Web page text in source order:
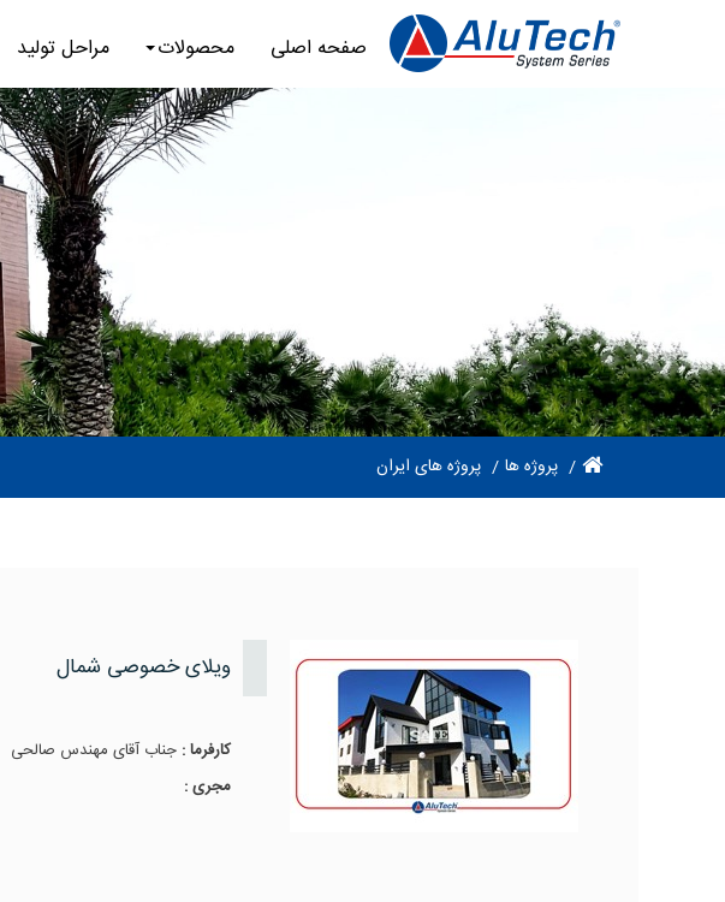
صفحه اصلی محصولات مراحل تولید
پروژه ها پروژه های ایران
ویلای خصوصی شمال
کارفرما : جناب آقای مهندس صالحی
مجری :